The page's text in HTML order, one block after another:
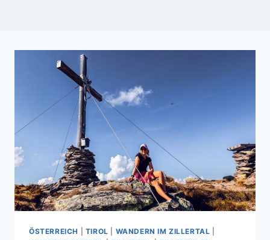
ÖSTERREICH TIROL WANDERN IM ZILLERTAL